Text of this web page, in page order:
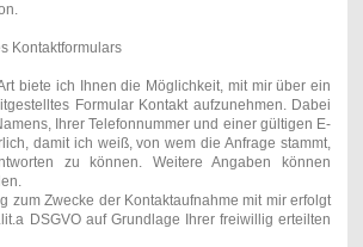
Kontaktformulars
biete ich Ihnen die Möglichkeit, mit mir über ein
Formular Kontakt aufzunehmen. Dabei
Ihrer Telefonnummer und einer gültigen E-
damit ich weiß, von wem die Anfrage stammt,
zu können. Weitere Angaben können
zum Zwecke der Kontaktaufnahme mit mir erfolgt
DSGVO auf Grundlage Ihrer freiwillig erteilten